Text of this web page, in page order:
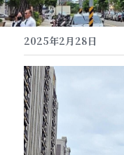
2025年2月28日